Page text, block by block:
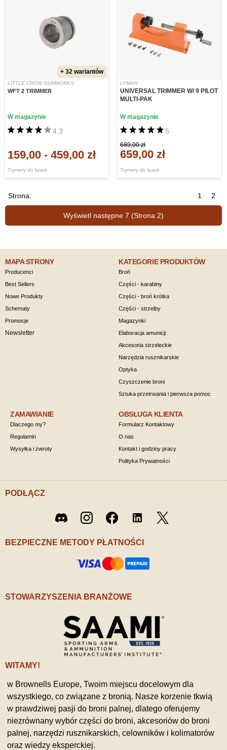
+ 32 wariantów
LITTLE CROW GUNWORKS.
WFT 2 TRIMMER
Trymery do łusek
4,3
W magazynie
159,00 - 459,00 zł
LYMAN
UNIVERSAL TRIMMER W/ 9 PILOT
MULTI-PAK
Trymery do łusek
5
W magazynie
689,00 zł
659,00 zł
Wyświetl następne 7 (Strona 2)
Strona: 1 2
MAPA STRONY
Producenci
Best Sellers
Nowe Produkty
Schematy
Promocje
Newsletter
KATEGORIE PRODUKTÓW
Broń
Części - karabiny
Części - broń krótka
Części - strzelby
Magazynki
Elaboracja amunicji
Akcesoria strzeleckie
Narzędzia rusznikarskie
Optyka
Czyszczenie broni
Sztuka przetrwania i pierwsza pomoc
ZAMAWIANIE
Dlaczego my?
Regulamin
Wysyłka i zwroty
OBSŁUGA KLIENTA
Formularz Kontaktowy
O nas
Kontakt i godziny pracy
Polityka Prywatności
PODŁĄCZ
Discord Instagram Facebook LinkedIn
BEZPIECZNE METODY PŁATNOŚCI
STOWARZYSZENIA BRANŻOWE
WITAMY!
w Brownells Europe, Twoim miejscu docelowym dla
wszystkiego, co związane z bronią. Nasze korzenie tkwią
w prawdziwej pasji do broni palnej, dlatego oferujemy
niezrównany wybór części do broni, akcesoriów do broni
palnej, narzędzi rusznikarskich, celowników i kolimatorów
oraz wiedzy eksperckiej.